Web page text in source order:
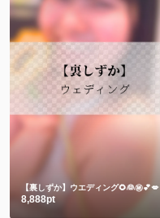
【裏しずか】ウエディング🌻👰㊙️💕💋
8,888pt